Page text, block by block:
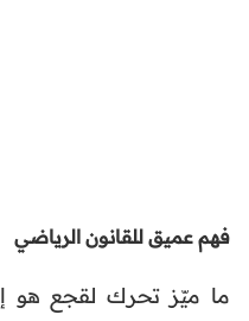
فهم عميق للقانون الرياضي
ما ميّز تحرك لقجع هو